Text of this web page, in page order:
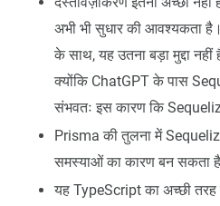
अभी भी सुधार की आवश्यकता
के साथ, यह उतना बड़ा मुद्दा
क्योंकि ChatGPT के पास
संभवतः इस कारण कि
Prisma की तुलना में
समस्याओं का कारण बन सकता
यह TypeScript का अच्छी तरह